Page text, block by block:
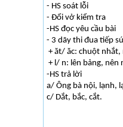
- HS soát lỗi
- Đổi vở kiểm tra
-HS đọc yêu cầu bài
- 3 dãy thi đua tiếp
+ ăt/ ăc: chuột
+ l/ n: lên bảng, nên
-HS trả lời
a/ Ông bà nội, lạnh,
c/ Dắt, bắc, cắt.